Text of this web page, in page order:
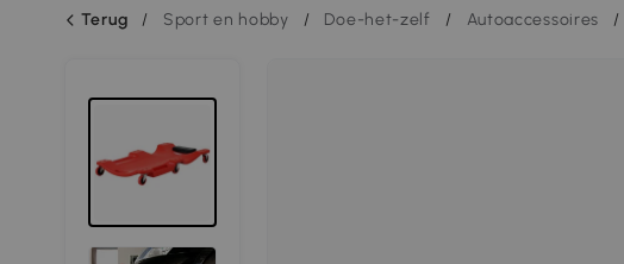
Terug / Sport en hobby / Doe-het-zelf / Autoaccessoires /